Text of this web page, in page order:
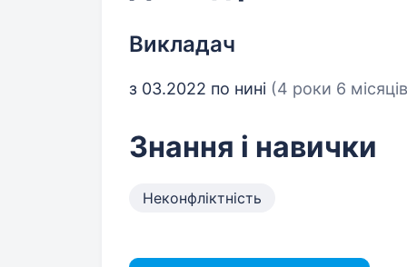
Викладач
з 03.2022 по нині (4 роки 6
Знання і навички
Неконфліктність